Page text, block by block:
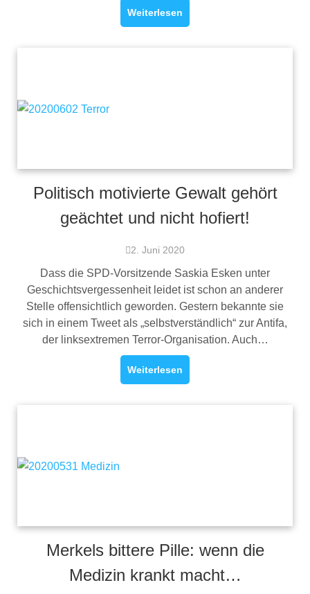
Weiterlesen
Politisch motivierte Gewalt gehört
geächtet und nicht hofiert!
2. Juni 2020
Dass die SPD-Vorsitzende Saskia Esken unter
Geschichtsvergessenheit leidet ist schon an anderer
Stelle offensichtlich geworden. Gestern bekannte sie
sich in einem Tweet als „selbstverständlich“ zur Antifa,
der linksextremen Terror-Organisation. Auch…
Weiterlesen
Merkels bittere Pille: wenn die
Medizin krankt macht…